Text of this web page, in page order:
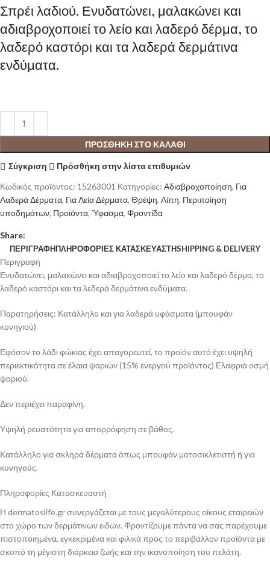
Σπρέι λαδιού. Ενυδατώνει, μαλακώνει και
αδιαβροχοποιεί το λείο και λαδερό δέρμα, το
λαδερό καστόρι και τα λαδερά δερμάτινα
ενδύματα.
ΠΡΟΣΘΉΚΗ ΣΤΟ ΚΑΛΆΘΙ
Σύγκριση
Πρόσθήκη στην λίστα επιθυμιών
Κωδικός προϊόντος: 15263001 Κατηγορίες: Αδιαβροχοποίηση, Για
Λαδερά Δέρματα, Για Λεία Δέρματα, Θρέψη, Λίπη, Περιποίηση
υποδημάτων, Προϊόντα, Ύφασμα, Φροντίδα
Share:
ΠΕΡΙΓΡΑΦΉΠΛΗΡΟΦΟΡΊΕΣ ΚΑΤΑΣΚΕΥΑΣΤΉSHIPPING & DELIVERY
Περιγραφή
Ενυδατώνει, μαλακώνει και αδιαβροχοποιεί το λείο και λαδερό δέρμα, το
λαδερό καστόρι και τα λεδερά δερμάτινα ενδύματα.
Παρατηρήσεις: Κατάλληλο και για λαδερά υφάσματα (μπουφάν
κυνηγιού)
Εφόσον το λάδι φώκιας έχει απαγορευτεί, το προϊόν αυτό έχει υψηλή
περιεκτικότητα σε έλαια ψαριών (15% ενεργού προϊόντος) Ελαφριά οσμή
ψαριού.
Δεν περιέχει παραφίνη.
Υψηλή ρευστότητα για απορρόφηση σε βάθος.
Κατάλληλο για σκληρά δέρματα όπως μπουφάν μοτοσικλετιστή ή για
κυνηγούς.
Πληροφορίες Κατασκευαστή
Η dermatoslife.gr συνεργάζεται με τους μεγαλύτερους οίκους εταιρειών
στο χώρο των δερμάτινων ειδών. Φροντίζουμε πάντα να σας παρέχουμε
πιστοποιημένα, εγκεκριμένα και φιλικά προς το περιβάλλον προϊόντα με
σκοπό τη μέγιστη διάρκεια ζωής και την ικανοποίηση του πελάτη.